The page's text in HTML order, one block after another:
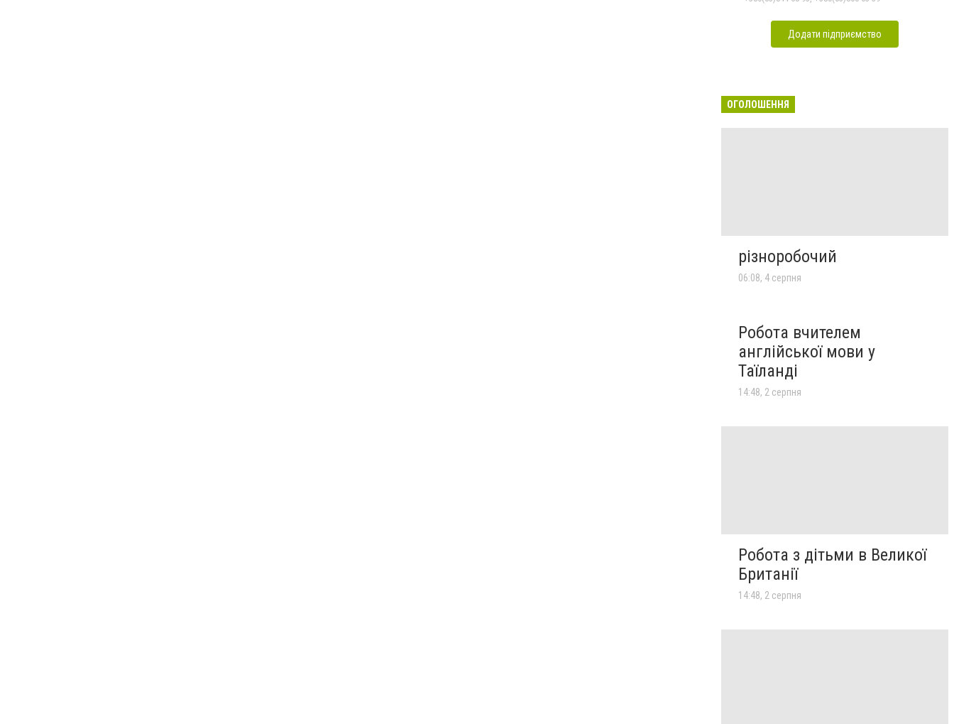
Додати підприємство
ОГОЛОШЕННЯ
різноробочий
06:08, 4 серпня
Робота вчителем
англійської мови у
Таїланді
14:48, 2 серпня
Робота з дітьми в Великої
Британії
14:48, 2 серпня